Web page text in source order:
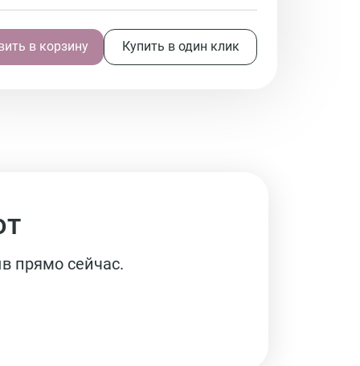
в корзину Купить в один клик
прямо сейчас.